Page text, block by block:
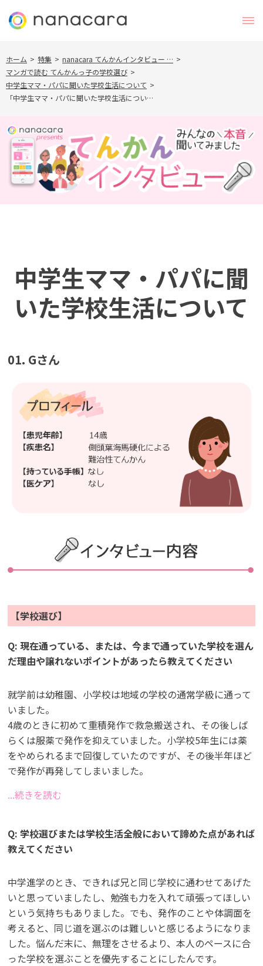
ホーム > 特集 > nanacara てんかんインタビュー … >
マンガで読む てんかんっ子の学校選び >
中学生ママ・パパに聞いた学校生活について >
「中学生ママ・パパに聞いた学校生活につい…
中学生ママ・パパに聞
いた学校生活について
01. Gさん
【学校選び】
Q: 現在通っている、または、今まで通っていた学校を選ん
だ理由や譲れないポイントがあったら教えてください
就学前は幼稚園、小学校は地域の学校の通常学級に通って
いました。
4歳のときに初めて重積発作で救急搬送され、その後しば
らくは服薬で発作を抑えていました。小学校5年生には薬
をやめられるまで回復していたのですが、その後半年ほど
で発作が再発してしまいました。
...続きを読む
Q: 学校選びまたは学校生活全般において諦めた点があれば
教えてください
中学進学のとき、できれば兄と同じ学校に通わせてあげた
いと思っていましたし、勉強も力を入れて頑張ってほしい
という気持ちもありました。でも、発作のことや体調面を
考えると、同じ道を選ぶのは難しいと感じるようになりま
した。悩んだ末に、無理をさせるより、本人のペースに合
った学校を選ぶことを優先することにしたんです。